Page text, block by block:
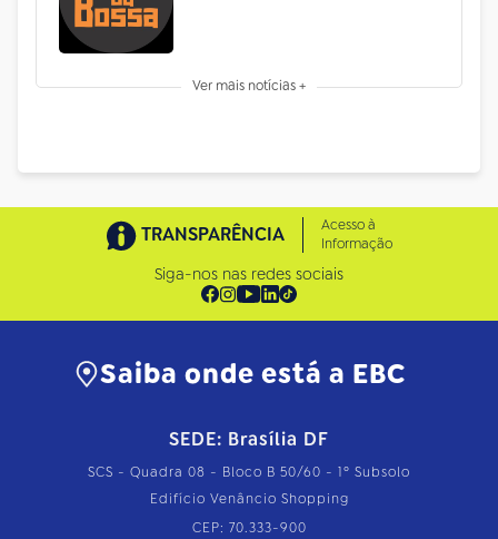
Ver mais notícias +
TRANSPARÊNCIA
Acesso à
Informação
Siga-nos nas redes sociais
Saiba onde está a EBC
SEDE: Brasília DF
SCS - Quadra 08 - Bloco B 50/60 - 1º Subsolo
Edifício Venâncio Shopping
CEP: 70.333-900